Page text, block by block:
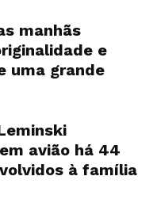
manhãs
e
uma grande
avião há 44
à família